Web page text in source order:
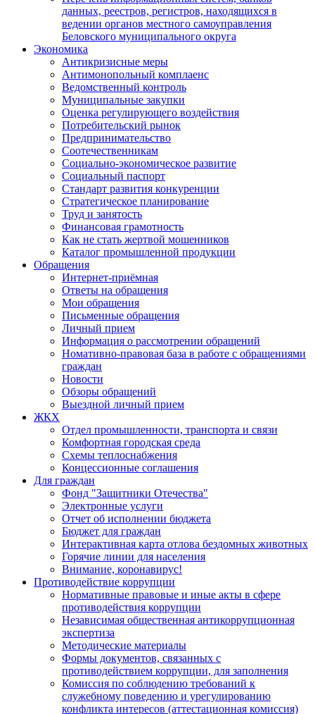
данных, реестров, регистров, находящихся в
ведении органов местного самоуправления
Беловского муниципального округа
Экономика
Антикризисные меры
Антимонопольный комплаенс
Ведомственный контроль
Муниципальные закупки
Оценка регулирующего воздействия
Потребительский рынок
Предпринимательство
Соотечественникам
Социально-экономическое развитие
Социальный паспорт
Стандарт развития конкуренции
Стратегическое планирование
Труд и занятость
Финансовая грамотность
Как не стать жертвой мошенников
Каталог промышленной продукции
Обращения
Интернет-приёмная
Ответы на обращения
Мои обращения
Письменные обращения
Личный прием
Информация о рассмотрении обращений
Номативно-правовая база в работе с обращениями
граждан
Новости
Обзоры обращений
Выездной личный прием
ЖКХ
Отдел промышленности, транспорта и связи
Комфортная городская среда
Схемы теплоснабжения
Концессионные соглашения
Для граждан
Фонд "Защитники Отечества"
Электронные услуги
Отчет об исполнении бюджета
Бюджет для граждан
Интерактивная карта отлова бездомных животных
Горячие линии для населения
Внимание, коронавирус!
Противодействие коррупции
Нормативные правовые и иные акты в сфере
противодействия коррупции
Независимая общественная антикоррупционная
экспертиза
Методические материалы
Формы документов, связанных с
противодействием коррупции, для заполнения
Комиссия по соблюдению требований к
служебному поведению и урегулированию
конфликта интересов (аттестационная комиссия)